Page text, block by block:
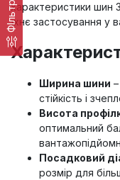
ФІльтрхарактеристики шин
їхнє застосування у
Ширина шини
стійкість і
Висота
оптимальний
Посадковий
розмір для